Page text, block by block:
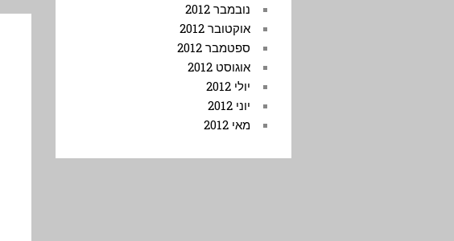
נובמבר 2012
אוקטובר 2012
ספטמבר 2012
אוגוסט 2012
יולי 2012
יוני 2012
מאי 2012